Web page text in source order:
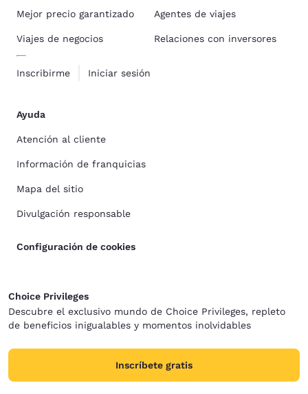
Mejor precio garantizado
Viajes de negocios
Inscribirme Iniciar sesión
Agentes de viajes
Relaciones con inversores
Ayuda
Atención al cliente
Información de franquicias
Mapa del sitio
Divulgación responsable
Configuración de cookies
Choice Privileges
Descubre el exclusivo mundo de Choice Privileges, repleto
de beneficios inigualables y momentos inolvidables
Inscríbete gratis